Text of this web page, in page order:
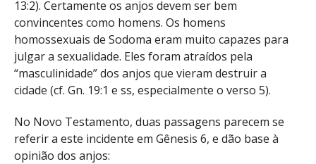
13:2). Certamente os anjos devem ser bem
convincentes como homens. Os homens
homossexuais de Sodoma eram muito capazes para
julgar a sexualidade. Eles foram atraídos pela
“masculinidade” dos anjos que vieram destruir a
cidade (cf. Gn. 19:1 e ss, especialmente o verso 5).
No Novo Testamento, duas passagens parecem se
referir a este incidente em Gênesis 6, e dão base à
opinião dos anjos: